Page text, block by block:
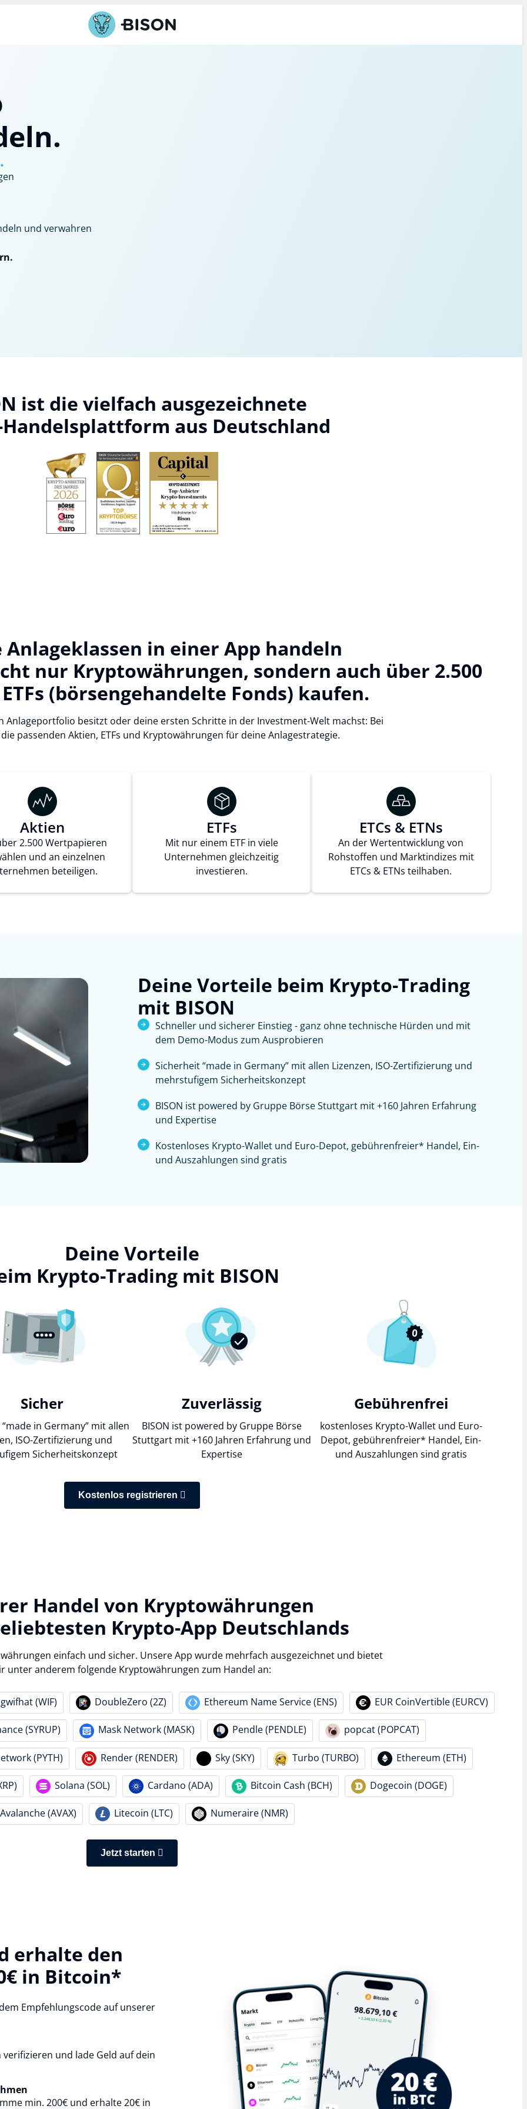
und verwahren
ist die vielfach ausgezeichnete
aus Deutschland
in einer App handeln
nur Kryptowährungen, sondern auch über 2.500
(börsengehandelte Fonds) kaufen.
Anlageportfolio besitzt oder deine ersten Schritte in der Investment-Welt machst: Bei
passenden Aktien, ETFs und Kryptowährungen für deine Anlagestrategie.
Aktien
2.500 Wertpapieren
und an einzelnen
beteiligen.
ETFs
Mit nur einem ETF in viele
Unternehmen gleichzeitig
investieren.
ETCs & ETNs
An der Wertentwicklung von
Rohstoffen und Marktindizes mit
ETCs & ETNs teilhaben.
Deine Vorteile beim Krypto-Trading
mit BISON
Schneller und sicherer Einstieg - ganz ohne technische Hürden und mit
dem Demo-Modus zum Ausprobieren
Sicherheit “made in Germany” mit allen Lizenzen, ISO-Zertifizierung und
mehrstufigem Sicherheitskonzept
BISON ist powered by Gruppe Börse Stuttgart mit +160 Jahren Erfahrung
und Expertise
Kostenloses Krypto-Wallet und Euro-Depot, gebührenfreier* Handel, Ein-
und Auszahlungen sind gratis
Deine Vorteile
Krypto-Trading mit BISON
Sicher
in Germany” mit allen
ISO-Zertifizierung und
Sicherheitskonzept
Zuverlässig
BISON ist powered by Gruppe Börse
Stuttgart mit +160 Jahren Erfahrung und
Expertise
Gebührenfrei
kostenloses Krypto-Wallet und Euro-
Depot, gebührenfreier* Handel, Ein-
und Auszahlungen sind gratis
Kostenlos registrieren
Handel von Kryptowährungen
Krypto-App Deutschlands
einfach und sicher. Unsere App wurde mehrfach ausgezeichnet und bietet
unter anderem folgende Kryptowährungen zum Handel an:
(WIF) DoubleZero (2Z) Ethereum Name Service (ENS) EUR CoinVertible (EURCV)
(SYRUP) Mask Network (MASK) Pendle (PENDLE) popcat (POPCAT)
(PYTH) Render (RENDER) Sky (SKY) Turbo (TURBO) Ethereum (ETH)
Solana (SOL) Cardano (ADA) Bitcoin Cash (BCH) Dogecoin (DOGE)
Avalanche (AVAX) Litecoin (LTC) Numeraire (NMR)
Jetzt starten
erhalte den
in Bitcoin*
Empfehlungscode auf unserer
und lade Geld auf dein
min. 200€ und erhalte 20€ in